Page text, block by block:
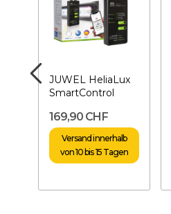
JUWEL HeliaLux
SmartControl
169,90 CHF
Versand innerhalb
von 10 bis 15 Tagen